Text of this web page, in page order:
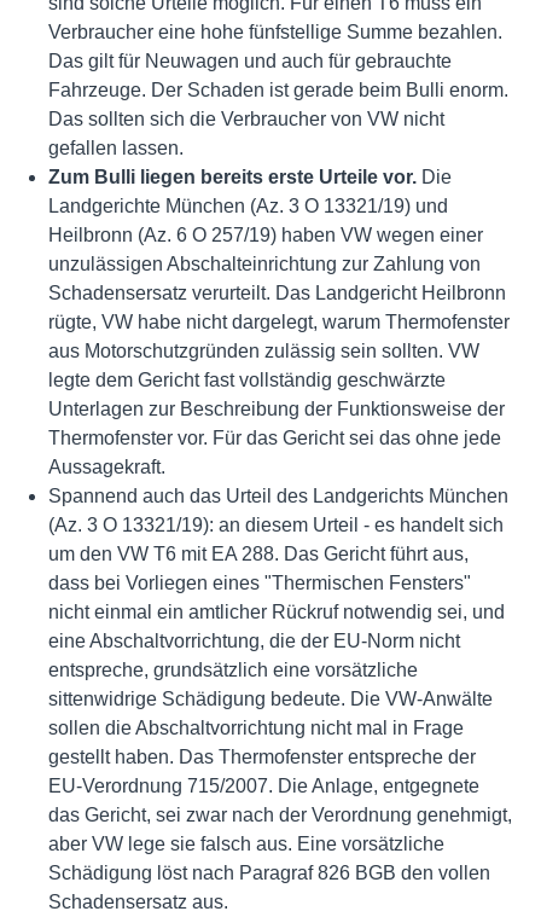
Verbraucher eine hohe fünfstellige Summe bezahlen.
Das gilt für Neuwagen und auch für gebrauchte
Fahrzeuge. Der Schaden ist gerade beim Bulli enorm.
Das sollten sich die Verbraucher von VW nicht
gefallen lassen.
Zum Bulli liegen bereits erste Urteile vor. Die
Landgerichte München (Az. 3 O 13321/19) und
Heilbronn (Az. 6 O 257/19) haben VW wegen einer
unzulässigen Abschalteinrichtung zur Zahlung von
Schadensersatz verurteilt. Das Landgericht Heilbronn
rügte, VW habe nicht dargelegt, warum Thermofenster
aus Motorschutzgründen zulässig sein sollten. VW
legte dem Gericht fast vollständig geschwärzte
Unterlagen zur Beschreibung der Funktionsweise der
Thermofenster vor. Für das Gericht sei das ohne jede
Aussagekraft.
Spannend auch das Urteil des Landgerichts München
(Az. 3 O 13321/19): an diesem Urteil - es handelt sich
um den VW T6 mit EA 288. Das Gericht führt aus,
dass bei Vorliegen eines "Thermischen Fensters"
nicht einmal ein amtlicher Rückruf notwendig sei, und
eine Abschaltvorrichtung, die der EU-Norm nicht
entspreche, grundsätzlich eine vorsätzliche
sittenwidrige Schädigung bedeute. Die VW-Anwälte
sollen die Abschaltvorrichtung nicht mal in Frage
gestellt haben. Das Thermofenster entspreche der
EU-Verordnung 715/2007. Die Anlage, entgegnete
das Gericht, sei zwar nach der Verordnung genehmigt,
aber VW lege sie falsch aus. Eine vorsätzliche
Schädigung löst nach Paragraf 826 BGB den vollen
Schadensersatz aus.